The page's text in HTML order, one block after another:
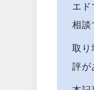
エド
相談
取り
評が